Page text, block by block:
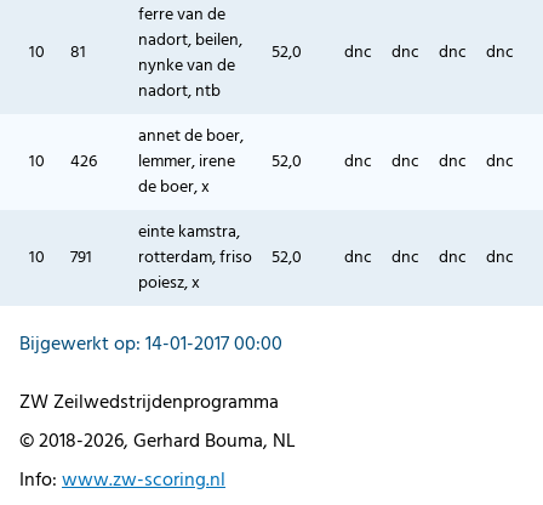
10 81
ferre van de
nadort, beilen,
nynke van de
nadort, ntb
52,0 dnc dnc dnc dnc
10 426
annet de boer,
lemmer, irene
de boer, x
52,0 dnc dnc dnc dnc
10 791
einte kamstra,
rotterdam, friso
poiesz, x
52,0 dnc dnc dnc dnc
Bijgewerkt op: 14-01-2017 00:00
ZW Zeilwedstrijdenprogramma
© 2018-2026, Gerhard Bouma, NL
Info:www.zw-scoring.nl